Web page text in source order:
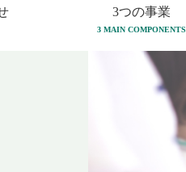
3つの事業
3 MAIN COMPONENTS